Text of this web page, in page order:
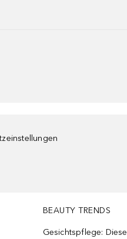
BEAUTY TRENDS
Gesichtspflege: Diese